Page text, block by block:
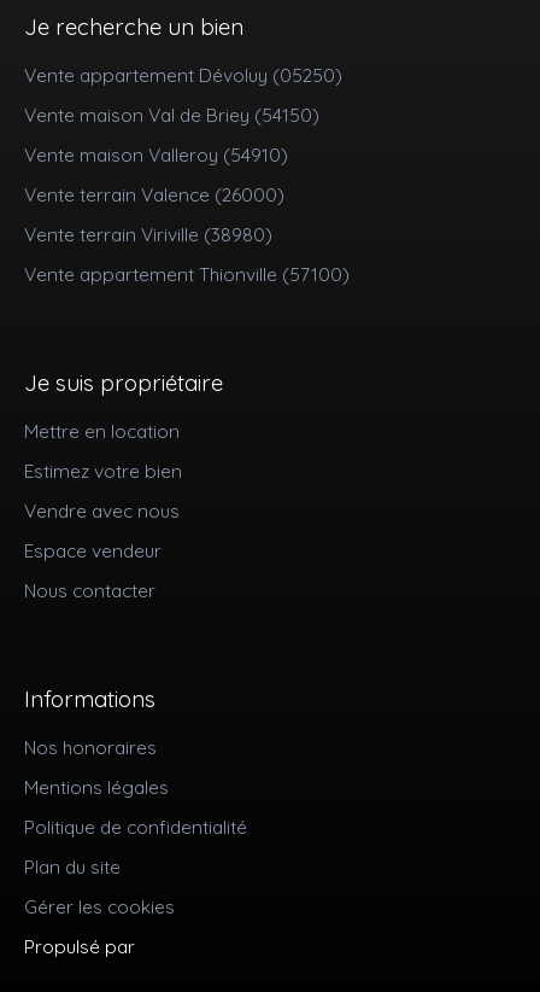
Je recherche un bien
Vente appartement Dévoluy (05250)
Vente maison Val de Briey (54150)
Vente maison Valleroy (54910)
Vente terrain Valence (26000)
Vente terrain Viriville (38980)
Vente appartement Thionville (57100)
Je suis propriétaire
Mettre en location
Estimez votre bien
Vendre avec nous
Espace vendeur
Nous contacter
Informations
Nos honoraires
Mentions légales
Politique de confidentialité
Plan du site
Gérer les cookies
Propulsé par